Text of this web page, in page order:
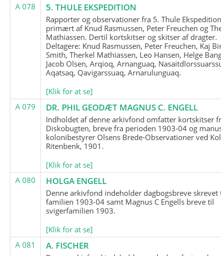
A 078
5. THULE EKSPEDITION
Rapporter og observationer fra 5. Thule
primært af Knud Rasmussen, Peter Freuchen og
Mathiassen. Dertil kortskitser og skitser af dragter.
Deltagere: Knud Rasmussen, Peter Freuchen, Kaj
Smith, Therkel Mathiassen, Leo Hansen, Helge
Jacob Olsen, Arqioq, Arnanguaq,
Aqatsaq, Qavigarssuaq, Arnarulunguaq.
[Klik for at se]
A 079
DR. PHIL GEODÆT MAGNUS C. ENGELL
Indholdet af denne arkivfond omfatter kortskitser
Diskobugten, breve fra perioden 1903-04 og
kolonibestyrer Olsens Brede-Observationer ved
Ritenbenk, 1901.
[Klik for at se]
A 080
HOLGA ENGELL
Denne arkivfond indeholder dagbogsbreve skrevet
familien 1903-04 samt Magnus C Engells breve til
svigerfamilien 1903.
[Klik for at se]
A 081
A. FISCHER